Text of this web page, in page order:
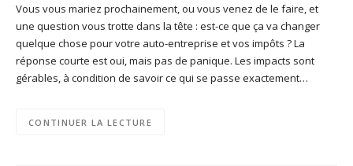
Vous vous mariez prochainement, ou vous venez de le faire, et
une question vous trotte dans la tête : est-ce que ça va changer
quelque chose pour votre auto-entreprise et vos impôts ? La
réponse courte est oui, mais pas de panique. Les impacts sont
gérables, à condition de savoir ce qui se passe exactement…
CONTINUER LA LECTURE